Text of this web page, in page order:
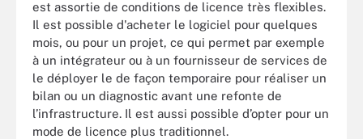
est assortie de conditions de licence très flexibles.
Il est possible d'acheter le logiciel pour quelques
mois, ou pour un projet, ce qui permet par exemple
à un intégrateur ou à un fournisseur de services de
le déployer le de façon temporaire pour réaliser un
bilan ou un diagnostic avant une refonte de
l’infrastructure. Il est aussi possible d’opter pour un
mode de licence plus traditionnel.